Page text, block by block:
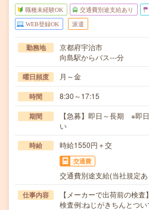
職種未経験OK 交通費別途支給あり
WEB登録OK 派遣
勤務地
京都府宇治市
向島駅からバス---分
曜日頻度 月～金
時間 8:30～17:15
期間
【急募】即日～長期 ※即
い
時給 時給1550円＋交
交通費
交通費別途支給(当社規定あ
仕事内容
【メーカーで出荷前の検
検査例:ねじがきちんとつ